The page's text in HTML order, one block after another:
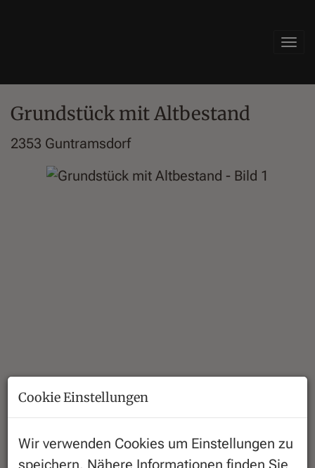
Grundstück mit Altbestand
2353 Guntramsdorf
Cookie Einstellungen
Wir verwenden Cookies um Einstellungen zu
speichern. Nähere Informationen finden Sie